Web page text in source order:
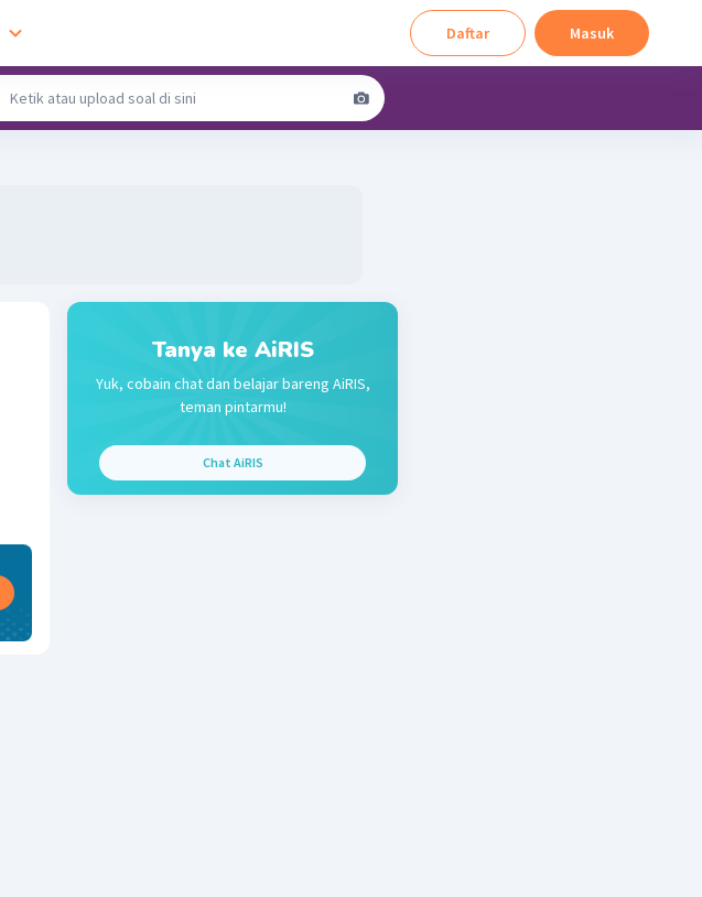
Daftar Masuk
Tanya ke AiRIS
Yuk, cobain chat dan belajar bareng AiRIS,
teman pintarmu!
Chat AiRIS